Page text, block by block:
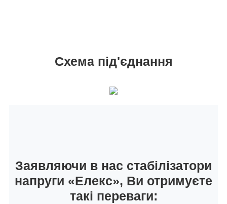
Схема під'єднання
Заявляючи в нас стабілізатори
напруги «Елекс», Ви отримуєте
такі переваги: